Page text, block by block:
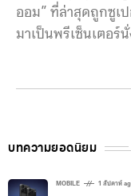
ออม” ที่ล่าสุดถูกซูเ
มาเป็นพรีเซ็นเตอร์
เอ็กซ์คลูซีฟ ภายในง
แกรนด์ และความฟิ
บทความยอดนิยม
MOBILE 1 สัปดาห์